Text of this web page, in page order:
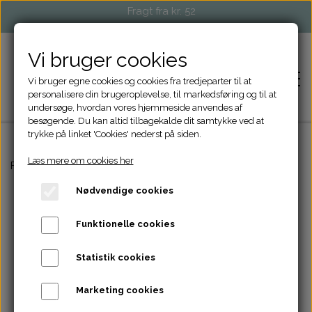
Fragt fra kr. 52
FORSIDE
FORHANDLERE
Forside Tasker og Punge
Vi bruger cookies
Vi bruger egne cookies og cookies fra tredjeparter til at
personalisere din brugeroplevelse, til markedsføring og til at
undersøge, hvordan vores hjemmeside anvendes af
besøgende. Du kan altid tilbagekalde dit samtykke ved at
trykke på linket 'Cookies' nederst på siden.
Læs mere om cookies her
Nødvendige cookies
Funktionelle cookies
Statistik cookies
Marketing cookies